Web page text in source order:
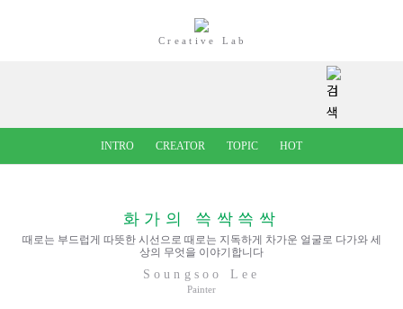
Creative Lab
INTRO CREATOR TOPIC HOT
화가의 쓱싹쓱싹
때로는 부드럽게 따뜻한 시선으로 때로는 지독하게 차가운 얼굴로 다가와 세
상의 무엇을 이야기합니다
Soungsoo Lee
Painter